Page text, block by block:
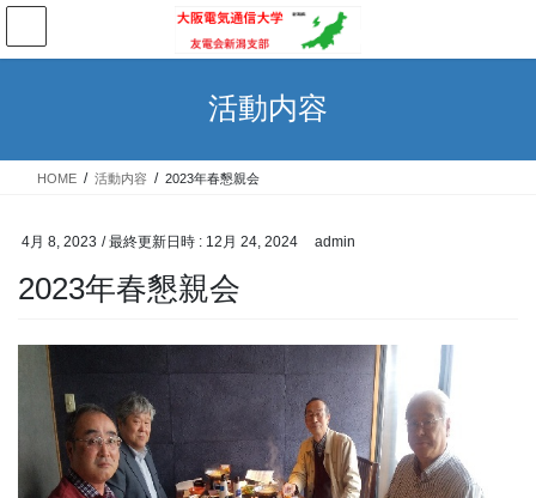
コ
テ
ス
ナ
ゲ
ン
活動内容
HOME 活動内容 2023年春懇親会
4月 8, 2023 / 最終更新日時 : 12月 24, 2024 admin
2023年春懇親会